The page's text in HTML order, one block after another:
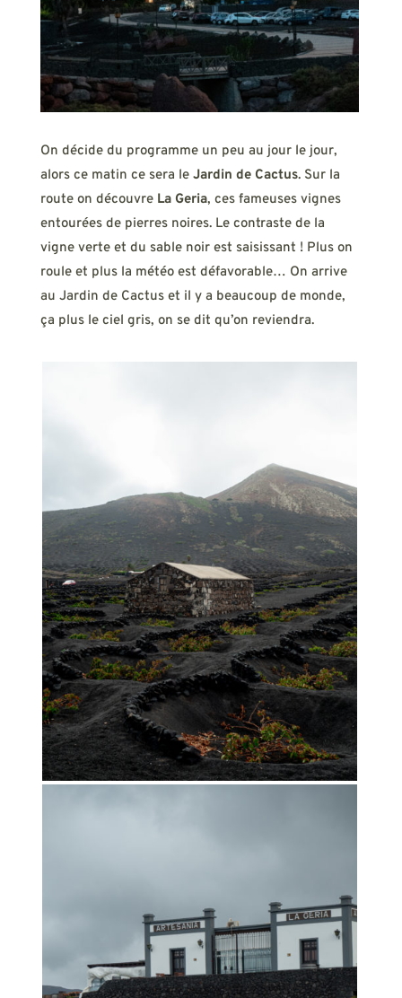
On décide du programme un peu au jour le jour,
alors ce matin ce sera le Jardin de Cactus. Sur la
route on découvre La Geria, ces fameuses vignes
entourées de pierres noires. Le contraste de la
vigne verte et du sable noir est saisissant ! Plus on
roule et plus la météo est défavorable… On arrive
au Jardin de Cactus et il y a beaucoup de monde,
ça plus le ciel gris, on se dit qu’on reviendra.